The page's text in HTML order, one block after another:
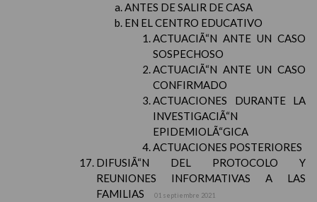
ANTES DE SALIR DE CASA
EN EL CENTRO EDUCATIVO
ACTUACIÃ“N ANTE UN CASO
SOSPECHOSO
ACTUACIÃ“N ANTE UN CASO
CONFIRMADO
ACTUACIONES DURANTE LA
INVESTIGACIÃ“N
EPIDEMIOLÃ“GICA
ACTUACIONES POSTERIORES
DIFUSIÃ“N DEL PROTOCOLO Y
REUNIONES INFORMATIVAS A LAS
FAMILIAS
01 septiembre 2021